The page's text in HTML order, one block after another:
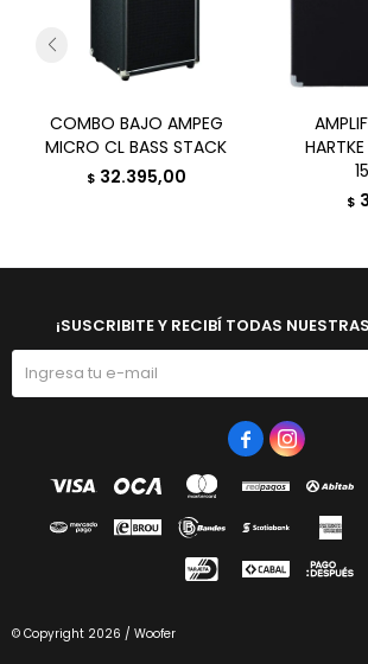
COMBO BAJO AMPEG
MICRO CL BASS STACK
$ 32.395,00
$
¡SUSCRIBITE Y RECIBÍ TODAS
 
© Copyright 2026 / Woofer